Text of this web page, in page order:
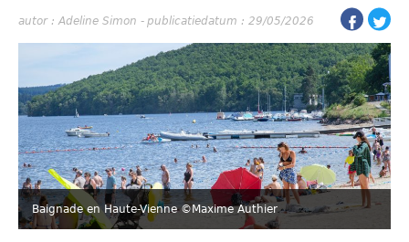
autor :Adeline Simon - publicatiedatum : 29/05/2026
Baignade en Haute-Vienne ©Maxime Authier